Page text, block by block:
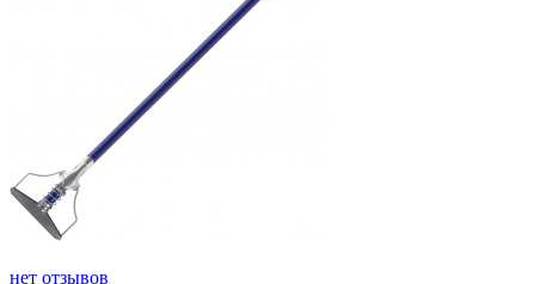
нет отзывов